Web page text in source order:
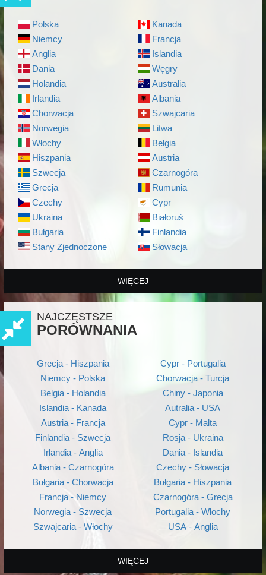
Polska
Niemcy
Anglia
Dania
Holandia
Irlandia
Chorwacja
Norwegia
Włochy
Hiszpania
Szwecja
Grecja
Czechy
Ukraina
Bułgaria
Stany Zjednoczone
Kanada
Francja
Islandia
Węgry
Australia
Albania
Szwajcaria
Litwa
Belgia
Austria
Czarnogóra
Rumunia
Cypr
Białoruś
Finlandia
Słowacja
WIĘCEJ
NAJCZĘSTSZE
PORÓWNANIA
Grecja - Hiszpania
Niemcy - Polska
Belgia - Holandia
Islandia - Kanada
Austria - Francja
Finlandia - Szwecja
Irlandia - Anglia
Albania - Czarnogóra
Bułgaria - Chorwacja
Francja - Niemcy
Norwegia - Szwecja
Szwajcaria - Włochy
Cypr - Portugalia
Chorwacja - Turcja
Chiny - Japonia
Autralia - USA
Cypr - Malta
Rosja - Ukraina
Dania - Islandia
Czechy - Słowacja
Bułgaria - Hiszpania
Czarnogóra - Grecja
Portugalia - Włochy
USA - Anglia
WIĘCEJ